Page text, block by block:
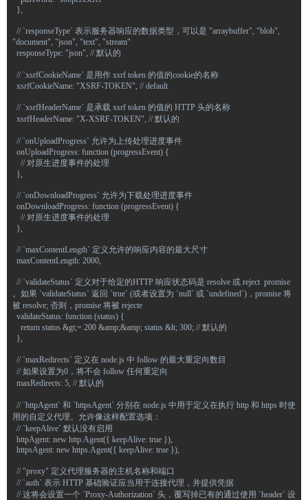
  },
"document", "json", "text", "stream"
  responseType: "json", // 默认的
  // `xsrfCookieName` 是用作 xsrf token 的值的cookie的名称
  xsrfCookieName: "XSRF-TOKEN", // default
  // `xsrfHeaderName` 是承载 xsrf token 的值的 HTTP 头的名称
  xsrfHeaderName: "X-XSRF-TOKEN", // 默认的
  // `onUploadProgress` 允许为上传处理进度事件
  onUploadProgress: function (progressEvent) {
    // 对原生进度事件的处理
  },
  // `onDownloadProgress` 允许为下载处理进度事件
  onDownloadProgress: function (progressEvent) {
    // 对原生进度事件的处理
  },
  // `maxContentLength` 定义允许的响应内容的最大尺寸
  maxContentLength: 2000,
。如果 `validateStatus` 返回 `true` (或者设置为 `null` 或 `undefined`)，promise 将
被 resolve; 否则，promise 将被 rejecte
  validateStatus: function (status) {
    return status &gt;= 200 &amp;&amp; status &lt; 300; // 默认的
  },
  // `maxRedirects` 定义在 node.js 中 follow 的最大重定向数目
  // 如果设置为0，将不会 follow 任何重定向
  maxRedirects: 5, // 默认的
用的自定义代理。允许像这样配置选项：
  // `keepAlive` 默认没有启用
  httpAgent: new http.Agent({ keepAlive: true }),
  httpsAgent: new https.Agent({ keepAlive: true }),
  // "proxy" 定义代理服务器的主机名称和端口
  // `auth` 表示 HTTP 基础验证应当用于连接代理，并提供凭据